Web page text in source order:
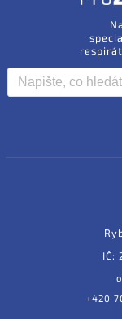
IČ:
+420